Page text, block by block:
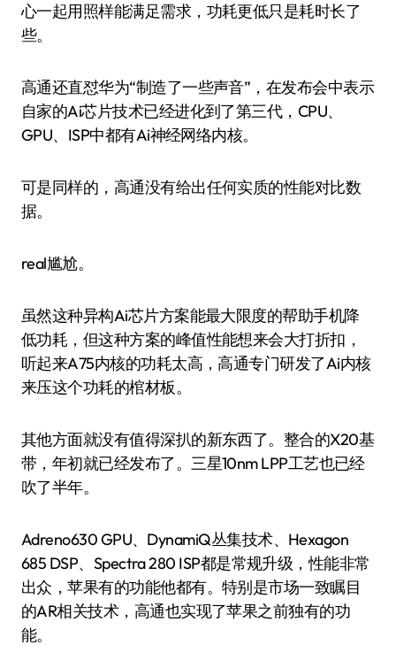
心一起用照样能满足需求，功耗更低只是耗时长了
些。
高通还直怼华为“制造了一些声音”，在发布会中表示
自家的Ai芯片技术已经进化到了第三代，CPU、
GPU、ISP中都有Ai神经网络内核。
可是同样的，高通没有给出任何实质的性能对比数
据。
real尴尬。
虽然这种异构Ai芯片方案能最大限度的帮助手机降
低功耗，但这种方案的峰值性能想来会大打折扣，
听起来A75内核的功耗太高，高通专门研发了Ai内核
来压这个功耗的棺材板。
其他方面就没有值得深扒的新东西了。整合的X20基
带，年初就已经发布了。三星10nm LPP工艺也已经
吹了半年。
Adreno630 GPU、DynamiQ丛集技术、Hexagon
685 DSP、Spectra 280 ISP都是常规升级，性能非常
出众，苹果有的功能他都有。特别是市场一致瞩目
的AR相关技术，高通也实现了苹果之前独有的功
能。